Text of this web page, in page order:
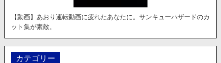
【動画】あおり運転動画に疲れたあなたに。サンキューハザードのカ
ット集が素敵。
カテゴリー